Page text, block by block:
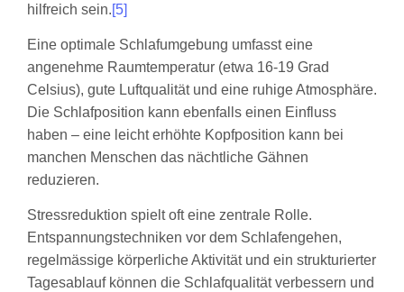
hilfreich sein.[5]
Eine optimale Schlafumgebung umfasst eine
angenehme Raumtemperatur (etwa 16-19 Grad
Celsius), gute Luftqualität und eine ruhige Atmosphäre.
Die Schlafposition kann ebenfalls einen Einfluss
haben – eine leicht erhöhte Kopfposition kann bei
manchen Menschen das nächtliche Gähnen
reduzieren.
Stressreduktion spielt oft eine zentrale Rolle.
Entspannungstechniken vor dem Schlafengehen,
regelmässige körperliche Aktivität und ein strukturierter
Tagesablauf können die Schlafqualität verbessern und